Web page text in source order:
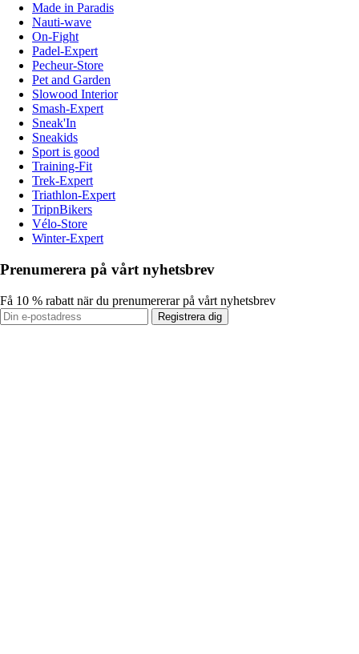
Made in Paradis
Nauti-wave
On-Fight
Padel-Expert
Pecheur-Store
Pet and Garden
Slowood Interior
Smash-Expert
Sneak'In
Sneakids
Sport is good
Training-Fit
Trek-Expert
Triathlon-Expert
TripnBikers
Vélo-Store
Winter-Expert
Prenumerera på vårt nyhetsbrev
Få 10 % rabatt när du prenumererar på vårt nyhetsbrev
Registrera dig